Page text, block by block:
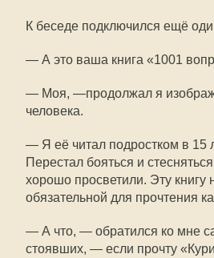
К беседе подключился ещё
— А это ваша книга «1001
— Моя, —продолжал я
человека.
— Я её читал подростком в 15
Перестал бояться и
хорошо просветили. Эту книгу
обязательной для прочтения
— А что, — обратился ко мне
стоявших, — если прочту